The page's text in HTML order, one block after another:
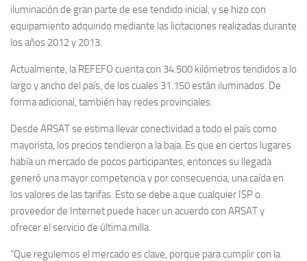
iluminación de gran parte de ese tendido inicial, y se hizo con
equipamiento adquirido mediante las licitaciones realizadas durante
los años 2012 y 2013.
Actualmente, la REFEFO cuenta con 34.500 kilómetros tendidos a lo
largo y ancho del país, de los cuales 31.150 están iluminados. De
forma adicional, también hay redes provinciales.
Desde ARSAT se estima llevar conectividad a todo el país como
mayorista, los precios tendieron a la baja. Es que en ciertos lugares
había un mercado de pocos participantes, entonces su llegada
generó una mayor competencia y por consecuencia, una caída en
los valores de las tarifas. Esto se debe a que cualquier ISP o
proveedor de Internet puede hacer un acuerdo con ARSAT y
ofrecer el servicio de última milla.
“Que regulemos el mercado es clave, porque para cumplir con la